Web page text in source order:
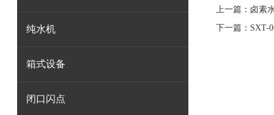
纯水机
箱式设备
闭口闪点
上一篇： 卤素
下一篇： SXT-